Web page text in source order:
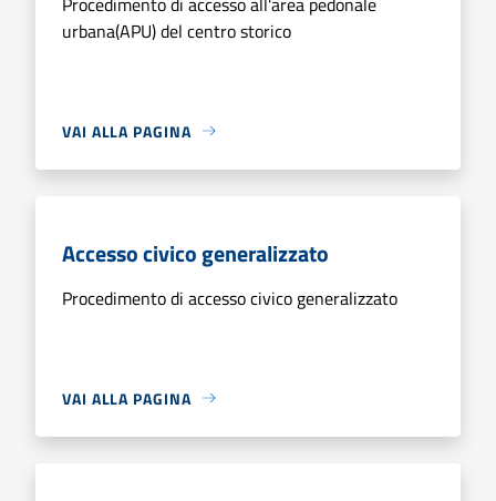
urbana(APU) del centro storico
VAI ALLA PAGINA
Accesso civico generalizzato
Procedimento di accesso civico generalizzato
VAI ALLA PAGINA